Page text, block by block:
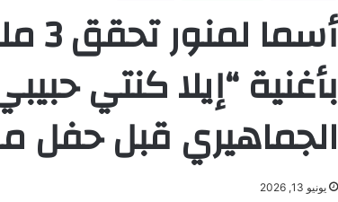
بأغنية “إيلا كنتي
الجماهيري قبل حفل
يونيو 13, 2026